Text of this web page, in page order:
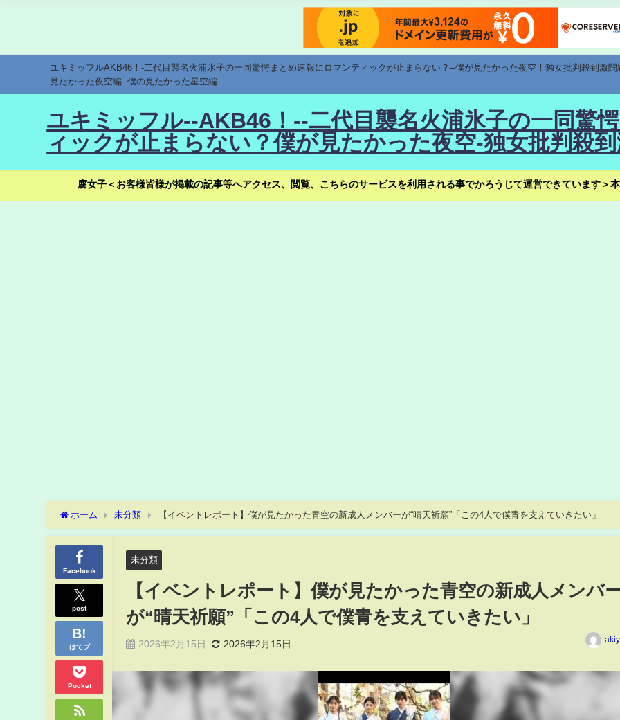
ユキミッフルAKB46！-二代目襲名火浦氷子の一同驚愕まとめ速報にロマンティックが止まらない？--僕が見たかった夜空！独女批判殺到激
見たかった夜空編--僕の見たかった星空編-
ユキミッフル--AKB46！--二代目襲名火浦氷子の一同驚
ィックが止まらない？僕が見たかった夜空-独女批判殺
腐女子＜お客様皆様が掲載の記事等へアクセス、閲覧、こちらのサービスを利用される事でかろうじて運営できています＞
ホーム 未分類 【イベントレポート】僕が見たかった青空の新成人メンバーが“晴天祈願”「この4人で僕青を支えていきたい」
Facebook
post
はてブ
Pocket
未分類
【イベントレポート】僕が見たかった青空の新成人メンバ
が“晴天祈願”「この4人で僕青を支えていきたい」
2026年2月15日 2026年2月15日